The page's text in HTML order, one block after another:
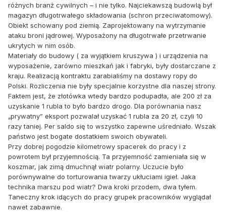
różnych branż cywilnych – i nie tylko. Najciekawszą budowlą był
magazyn długotrwałego składowania (schron przeciwatomowy).
Obiekt schowany pod ziemią. Zaprojektowany na wytrzymanie
ataku broni jądrowej. Wyposażony na długotrwałe przetrwanie
ukrytych w nim osób.
Materiały do budowy ( za wyjątkiem kruszywa ) i urządzenia na
wyposażenie, zarówno mieszkań jak i fabryki, były dostarczane z
kraju. Realizacją kontraktu zarabialiśmy na dostawy ropy do
Polski. Rozliczenia nie były specjalnie korzystne dla naszej strony.
Faktem jest, że złotówka wtedy bardzo podupadła, ale 200 zł za
uzyskanie 1 rubla to było bardzo drogo. Dla porównania nasz
„prywatny” eksport pozwalał uzyskać 1 rubla za 20 zł, czyli 10
razy taniej. Per saldo się to wszystko zapewne uśredniało. Wszak
państwo jest bogate dostatkiem swoich obywateli.
Przy dobrej pogodzie kilometrowy spacerek do pracy i z
powrotem był przyjemnością. Ta przyjemność zamieniała się w
koszmar, jak zimą dmuchnął wiatr polarny. Uczucie było
porównywalne do torturowania twarzy ukłuciami igieł. Jaka
technika marszu pod wiatr? Dwa kroki przodem, dwa tyłem.
Taneczny krok idących do pracy grupek pracowników wyglądał
nawet zabawnie.